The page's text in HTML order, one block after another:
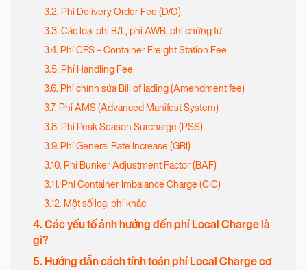
3.2. Phí Delivery Order Fee (D/O)
3.3. Các loại phí B/L, phí AWB, phí chứng từ
3.4. Phí CFS – Container Freight Station Fee
3.5. Phí Handling Fee
3.6. Phí chỉnh sửa Bill of lading (Amendment fee)
3.7. Phí AMS (Advanced Manifest System)
3.8. Phí Peak Season Surcharge (PSS)
3.9. Phí General Rate Increase (GRI)
3.10. Phí Bunker Adjustment Factor (BAF)
3.11. Phí Container Imbalance Charge (CIC)
3.12. Một số loại phí khác
4. Các yếu tố ảnh hưởng đến phí Local Charge là
gì?
5. Hướng dẫn cách tính toán phí Local Charge cơ